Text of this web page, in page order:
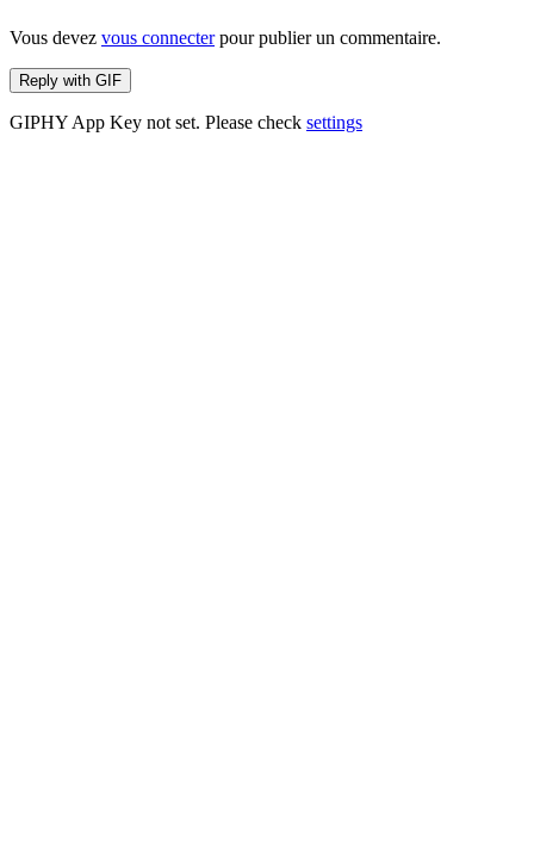
Vous devez vous connecterpour publier un commentaire.
Reply with GIF
GIPHY App Key not set. Please check settings